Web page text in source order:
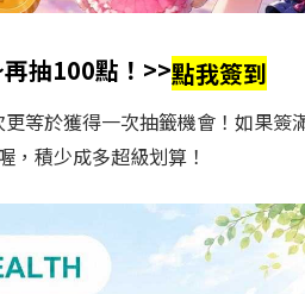
抽100點！>>點我簽到
等於獲得一次抽籤機會！如果簽
，積少成多超級划算！